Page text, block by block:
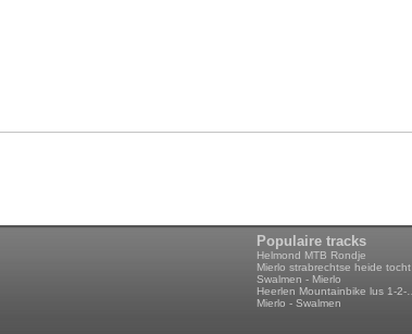
Populaire tracks
Helmond MTB Rondje
Mierlo strabrechtse heide tocht
Swalmen - Mierlo
Mierlo - Swalmen